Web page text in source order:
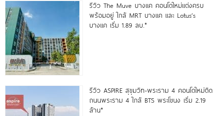
รีวิว The Muve บางแค คอนโดใหม่แต่งครบ
พร้อมอยู่ ใกล้ MRT บางแค และ Lotus’s
บางแค เริ่ม 1.89 ลบ.*
รีวิว ASPIRE สุขุมวิท-พระราม 4 คอนโดใหม่ติด
ถนนพระราม 4 ใกล้ BTS พระโขนง เริ่ม 2.19
ล้าน*